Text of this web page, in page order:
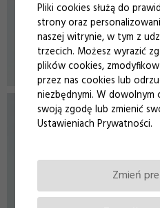
Pliki cookies służą do
strony oraz
naszej witrynie, w tym z
trzecich. Możesz wyrazić
plików cookies,
przez nas cookies lub
niezbędnymi. W dowolnym
swoją zgodę lub zmienić
Ustawieniach Prywatności.
Zmień